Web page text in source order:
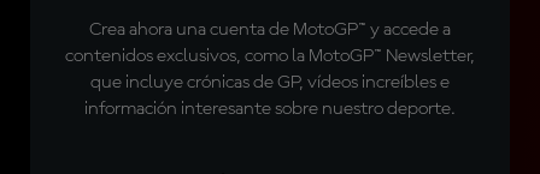
Crea ahora una cuenta de MotoGP™ y accede a
contenidos exclusivos, como la MotoGP™ Newsletter,
que incluye crónicas de GP, vídeos increíbles e
información interesante sobre nuestro deporte.